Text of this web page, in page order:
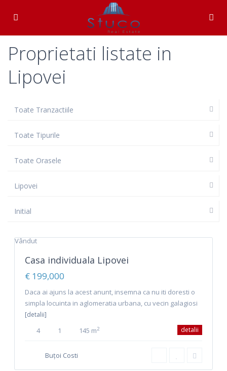
Proprietati listate in
Lipovei
Toate Tranzactiile
Toate Tipurile
Toate Orasele
Lipovei
Initial
Vândut
Casa individuala Lipovei
€ 199,000
Daca ai ajuns la acest anunt, insemna ca nu iti doresti o
simpla locuinta in aglomeratia urbana, cu vecin galagiosi
[detalii]
4 1 145 m2 detalii
Buțoi Costi